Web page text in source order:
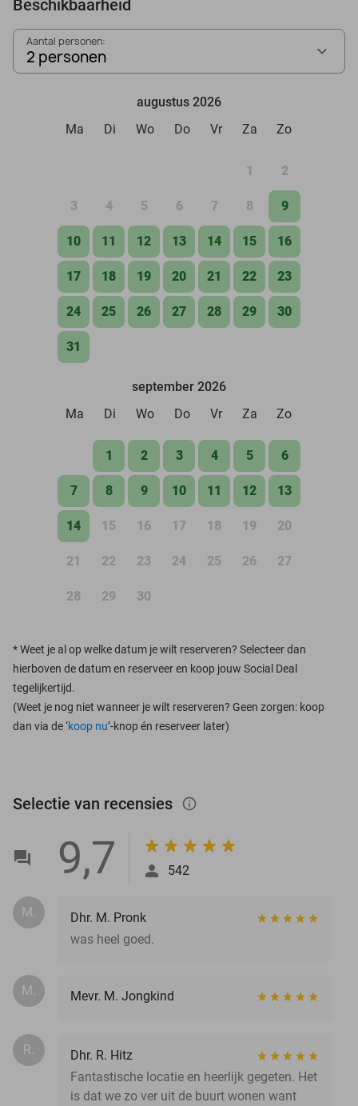
Beschikbaarheid
Aantal personen:
2 personen
augustus 2026
Ma
Di Wo Do Vr Za Zo
1 2
3 4 5 6 7 8 9
10 11 12 13 14 15 16
17 18 19 20 21 22 23
24 25 26 27 28 29 30
31
september 2026
Ma
Di Wo Do Vr Za Zo
1 2 3 4 5 6
7 8 9 10 11 12 13
14 15 16 17 18 19 20
21 22 23 24 25 26 27
28 29 30
*Weet je al op welke datum je wilt reserveren? Selecteer dan
hierboven de datum en reserveer en koop jouw Social Deal
tegelijkertijd.
(Weet je nog niet wanneer je wilt reserveren? Geen zorgen: koop
dan via de ‘koop nu’-knop én reserveer later)
Selectie van recensies info_outlined
9,7 542
M.
Dhr. M. Pronk
was heel goed.
M. Mevr. M. Jongkind
R.
Dhr. R. Hitz
Fantastische locatie en heerlijk gegeten. Het
is dat we zo ver uit de buurt wonen want